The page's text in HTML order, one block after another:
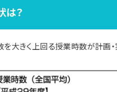
は？
大きく上回る授業時数が計画・